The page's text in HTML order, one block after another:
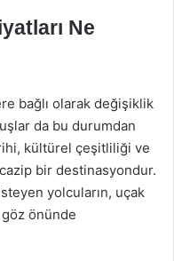
Ne
bağlı olarak değişiklik
da bu durumdan
kültürel çeşitliliği ve
bir destinasyondur.
yolcuların, uçak
önünde